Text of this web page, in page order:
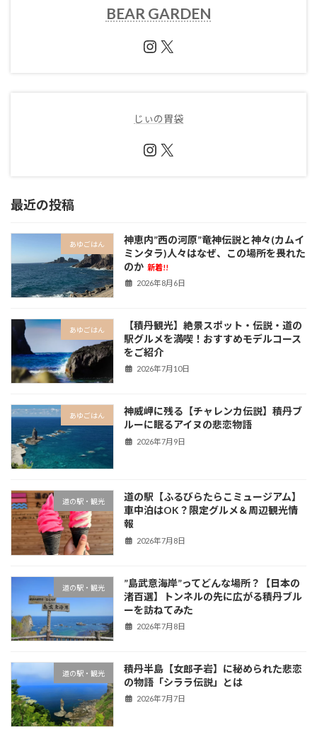
BEAR GARDEN
Instagram
X
じぃの胃袋
Instagram
X
最近の投稿
あゆごはん
神恵内”西の河原”竜神伝説と神々(カムイ
ミンタラ)人々はなぜ、この場所を畏れた
のか 新着!!
2026年8月6日
あゆごはん
【積丹観光】絶景スポット・伝説・道の
駅グルメを満喫！おすすめモデルコース
をご紹介
2026年7月10日
あゆごはん
神威岬に残る【チャレンカ伝説】積丹ブ
ルーに眠るアイヌの悲恋物語
2026年7月9日
道の駅・観光
道の駅【ふるびらたらこミュージアム】
車中泊はOK？限定グルメ＆周辺観光情
報
2026年7月8日
道の駅・観光
”島武意海岸”ってどんな場所？【日本の
渚百選】トンネルの先に広がる積丹ブル
ーを訪ねてみた
2026年7月8日
道の駅・観光
積丹半島【女郎子岩】に秘められた悲恋
の物語「シララ伝説」とは
2026年7月7日